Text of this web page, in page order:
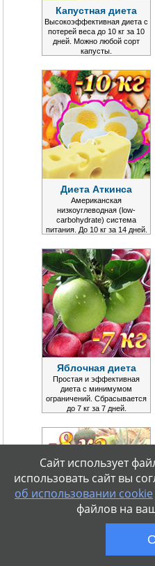
Капустная диета
Высокоэффективная диета с
потерей веса до 10 кг за 10
дней. Можно любой сорт
капусты.
Диета Аткинса
Американская
низкоуглеводная (low-
carbohydrate) система
питания. До 10 кг за 14 дней.
Яблочная диета
Простая и эффективная
диета с минимумом
ограничений. Сбрасывается
до 7 кг за 7 дней.
Почему француженки не
Сайт использует
использовать сайт вы
об использовании cookie
файлов на